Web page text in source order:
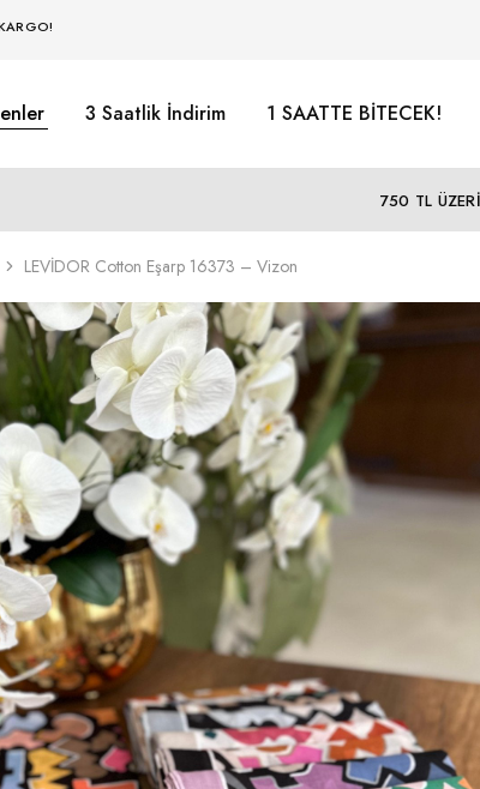
3 Saatlik İndirim 1 SAATTE BİTECEK!
750 TL
LEVİDOR Cotton Eşarp 16373 – Vizon